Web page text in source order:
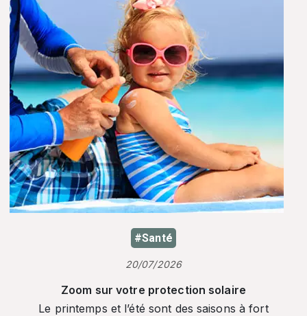
#Santé
20/07/2026
Zoom sur votre protection solaire
Le printemps et l’été sont des saisons à fort